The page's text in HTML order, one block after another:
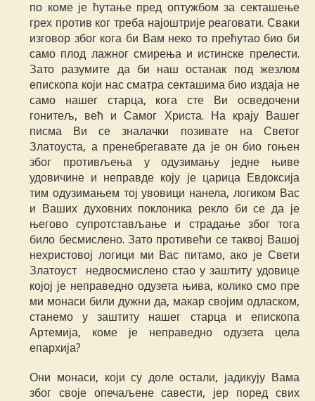
по коме је ћутање пред оптужбом за секташење
грех против ког треба најоштрије реаговати. Сваки
изговор због кога би Вам неко то прећутао био би
само плод лажног смирења и истинске прелести.
Зато разумите да би наш останак под жезлом
епископа који нас сматра секташима био издаја не
само нашег старца, кога сте Ви осведочени
гонитељ, већ и Самог Христа. На крају Вашег
писма Ви се зналачки позивате на Светог
Златоуста, а пренебрегавате да је он био гоњен
због противљења у одузимању једне њиве
удовичине и неправде коју је царица Евдоксија
тим одузимањем тој увовици нанела, логиком Вас
и Ваших духовних поклоника рекло би се да је
његово супротстављање и страдање због тога
било бесмислено. Зато противећи се таквој Вашој
нехристовој логици ми Вас питамо, ако је Свети
Златоуст недвосмислено стао у заштиту удовице
којој је неправедно одузета њива, колико смо пре
ми монаси били дужни да, макар својим одласком,
станемо у заштиту нашег старца и епископа
Артемија, коме је неправедно одузета цела
епархија?
Они монаси, који су доле остали, јадикују Вама
због своје опечаљене савести, јер поред свих